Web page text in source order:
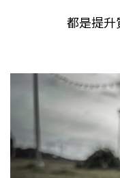
都是提升